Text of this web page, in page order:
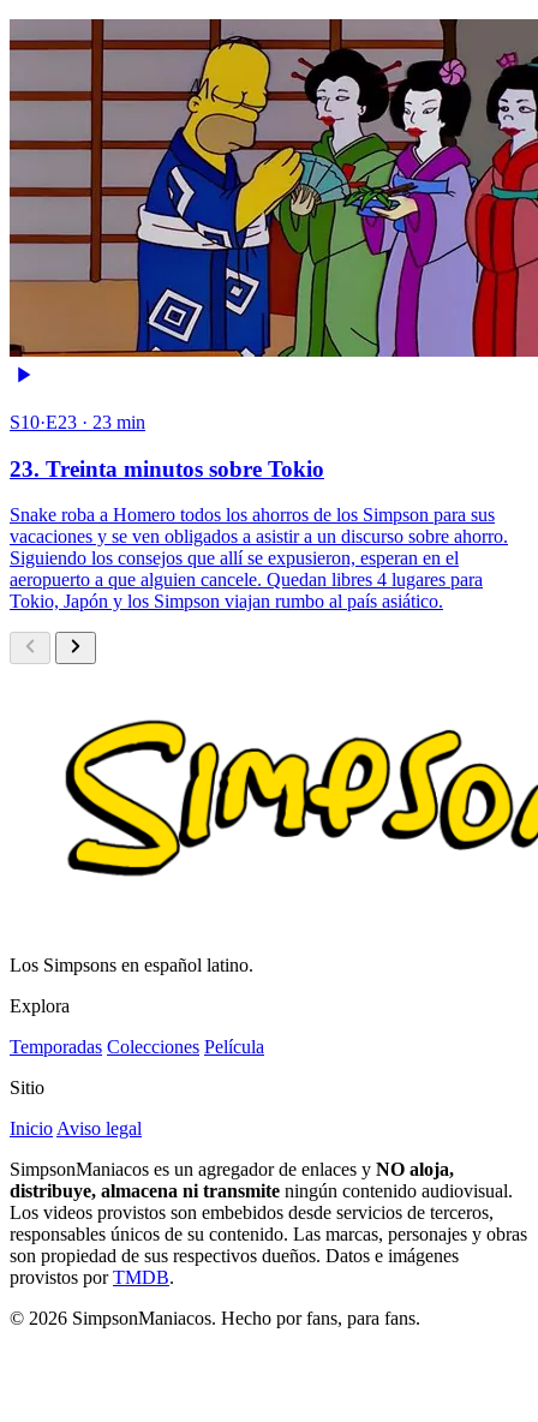
S10·E23 · 23 min
23. Treinta minutos sobre Tokio
Snake roba a Homero todos los ahorros de los Simpson para sus
vacaciones y se ven obligados a asistir a un discurso sobre ahorro.
Siguiendo los consejos que allí se expusieron, esperan en el
aeropuerto a que alguien cancele. Quedan libres 4 lugares para
Tokio, Japón y los Simpson viajan rumbo al país asiático.
Los Simpsons en español latino.
Explora
Temporadas Colecciones Película
Sitio
Inicio Aviso legal
SimpsonManiacos es un agregador de enlaces y NO aloja,
distribuye, almacena ni transmite ningún contenido audiovisual.
Los videos provistos son embebidos desde servicios de terceros,
responsables únicos de su contenido. Las marcas, personajes y obras
son propiedad de sus respectivos dueños. Datos e imágenes
provistos porTMDB.
© 2026 SimpsonManiacos. Hecho por fans, para fans.